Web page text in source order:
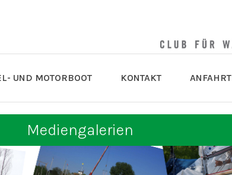
UND MOTORBOOT KONTAKT ANFAHRT
Mediengalerien